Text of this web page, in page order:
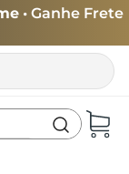
• Ganhe Frete